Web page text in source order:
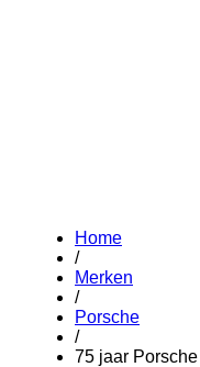
Home
/
Merken
/
Porsche
/
75 jaar